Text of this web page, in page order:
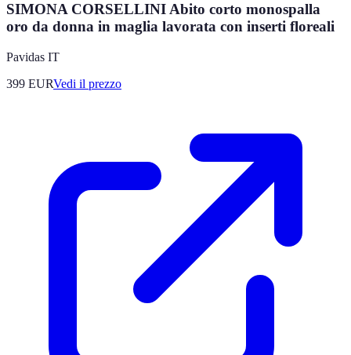
SIMONA CORSELLINI Abito corto monospalla
oro da donna in maglia lavorata con inserti floreali
Pavidas IT
399 EURVedi il prezzo